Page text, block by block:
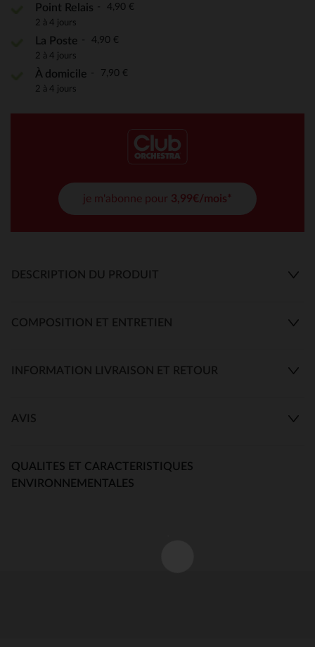
Point Relais 4,90 €
2 à 4 jours
La Poste 4,90 €
2 à 4 jours
À domicile 7,90 €
2 à 4 jours
je m'abonne pour 3,99€/mois*
DESCRIPTION DU PRODUIT
COMPOSITION ET ENTRETIEN
INFORMATION LIVRAISON ET RETOUR
AVIS
QUALITES ET CARACTERISTIQUES
ENVIRONNEMENTALES